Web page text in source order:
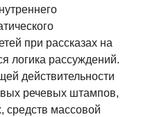
при рассказах на
логика рассуждений.
действительности
речевых штампов,
средств массовой